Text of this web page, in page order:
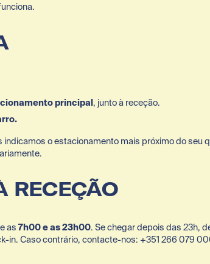
principal, junto à receção.
indicamos o estacionamento mais próximo do seu
RECEÇÃO
as 7h00 e as 23h00. Se chegar depois das 23h,
in. Caso contrário, contacte-nos: +351 266 079